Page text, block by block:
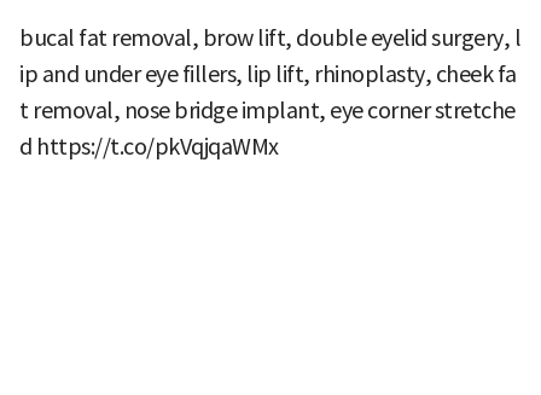
bucal fat removal, brow lift, double eyelid surgery, l
ip and under eye fillers, lip lift, rhinoplasty, cheek fa
t removal, nose bridge implant, eye corner stretche
d https://t.co/pkVqjqaWMx